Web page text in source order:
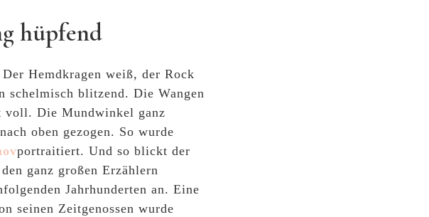
hüpfend
Hemdkragen weiß, der Rock
schelmisch blitzend. Die Wangen
voll. Die Mundwinkel ganz
oben gezogen. So wurde
portraitiert. Und so blickt der
ganz großen Erzählern
Jahrhunderten an. Eine
seinen Zeitgenossen wurde